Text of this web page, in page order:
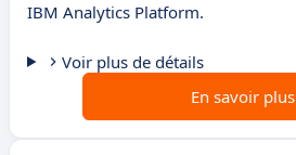
IBM Analytics Platform.
Voir plus de détails
En savoir plus